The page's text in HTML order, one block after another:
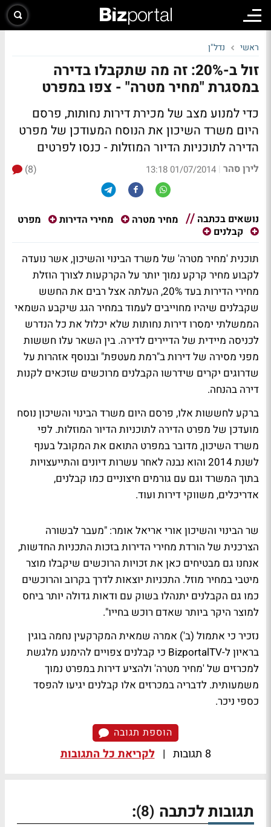
ראשי נדל"ן
זול ב-20%: זה מה שתקבלו בדירה
במסגרת "מחיר מטרה" - צפו במפרט
כדי למנוע מצב של מכירת דירות נחותות, פרסם
היום משרד השיכון את הנוסח המעודכן של מפרט
הדירה לתוכניות הדיור המוזלות - כנסו לפרטים
לירן סהר |
01/07/2014 13:18
(8)
נושאים בכתבה מחיר מטרה מחירי הדירות
מפרט
קבלנים
תוכנית 'מחיר מטרה' של משרד הבינוי והשיכון, אשר נועדה
לקבוע מחיר קרקע נמוך יותר על הקרקעות לצורך הוזלת
מחירי הדירות בעד 20%, העלתה אצל רבים את החשש
שקבלנים שיהיו מחוייבים לעמוד במחיר הגג שיקבע השמאי
הממשלתי ימסרו דירות נחותות שלא יכלול את כל הנדרש
לכניסה מיידית של הדיירים לדירה. בין השאר עלו חששות
מפני מסירה של דירות ב"רמת מעטפת" ובנוסף אזהרות על
שדרוגים יקרים שידרשו הקבלנים מרוכשים שזכאים לקנות
דירה בהנחה.
ברקע לחששות אלו, פרסם היום משרד הבינוי והשיכון נוסח
מועדכן של מפרט הדירה לתוכניות הדיור המוזלות. לפי
משרד השיכון, מדובר במפרט התואם את המקובל בענף
לשנת 2014 והוא נבנה לאחר עשרות דיונים והתייעצויות
בתוך המשרד וגם עם גורמים חיצוניים כמו קבלנים,
אדריכלים, משווקי דירות ועוד.
שר הבינוי והשיכון אורי אריאל אומר: "מעבר לבשורה
הצרכנית של הורדת מחירי הדירות בזכות התכניות החדשות,
אנחנו גם מבטיחים כאן את זכויות הרוכשים שיקבלו מוצר
מיטבי במחיר מוזל. התכניות יוצאות לדרך בקרוב והרוכשים
כמו גם הקבלנים יתנהלו בשוק עם ודאות גדולה יותר ביחס
למוצר היקר ביותר שאדם רוכש בחייו".
נזכיר כי אתמול (ב') אמרה שמאית המקרקעין נחמה בוגין
בראיון ל-BizportalTV
כי קבלנים צפויים להימנע מלגשת
למכרזים של 'מחיר מטרה' ולהציע דירות במפרט נמוך
משמעותית. לדבריה במכרזים אלו קבלנים יגיעו להפסד
כספי ניכר.
הוספת תגובה
8 תגובות | לקריאת כל התגובות
תגובות לכתבה (8)
: